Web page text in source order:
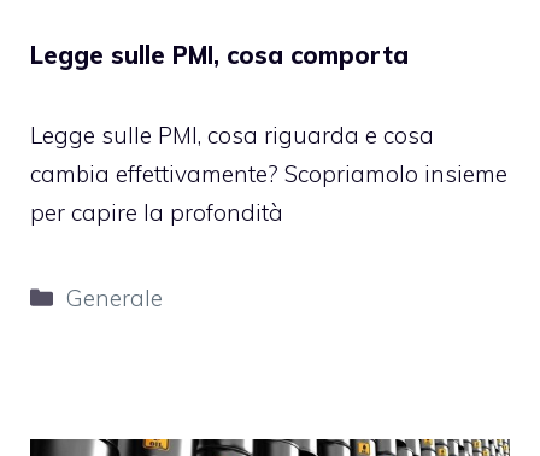
Legge sulle PMI, cosa comporta
Legge sulle PMI, cosa riguarda e cosa
cambia effettivamente? Scopriamolo insieme
per capire la profondità
Categorie
Generale